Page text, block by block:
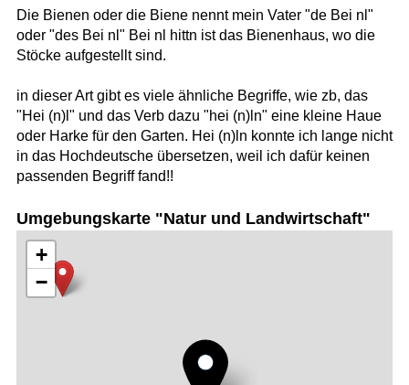
Die Bienen oder die Biene nennt mein Vater "de Bei nl"
oder "des Bei nl" Bei nl hittn ist das Bienenhaus, wo die
Stöcke aufgestellt sind.
in dieser Art gibt es viele ähnliche Begriffe, wie zb, das
"Hei (n)l" und das Verb dazu "hei (n)ln" eine kleine Haue
oder Harke für den Garten. Hei (n)ln konnte ich lange nicht
in das Hochdeutsche übersetzen, weil ich dafür keinen
passenden Begriff fand!!
Umgebungskarte "Natur und Landwirtschaft"
+
−